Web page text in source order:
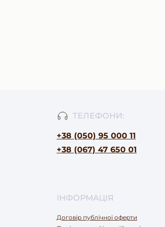
ТЕЛЕФОНИ:
+38 (050) 95 000 11
+38 (067) 47 650 01
ІНФОРМАЦІЯ
Договір публічної оферти